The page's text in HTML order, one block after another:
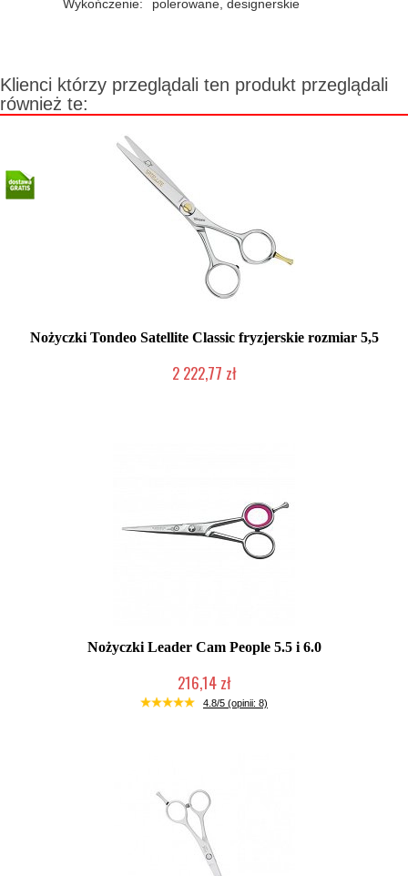
Wykończenie: polerowane, designerskie
Klienci którzy przeglądali ten produkt przeglądali
również te:
Nożyczki Tondeo Satellite Classic fryzjerskie rozmiar 5,5
2 222,77 zł
Nożyczki Leader Cam People 5.5 i 6.0
216,14 zł
Produkt wycofany
4.8/5 (opinii: 8)